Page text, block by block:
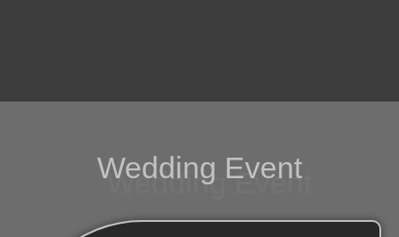
Wedding Event